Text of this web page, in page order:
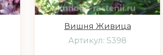
Вишня Живица
Артикул: S398